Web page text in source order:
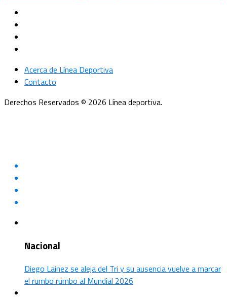
Acerca de Línea Deportiva
Contacto
Derechos Reservados © 2026 Línea deportiva.
Nacional
Diego Lainez se aleja del Tri y su ausencia vuelve a marcar
el rumbo rumbo al Mundial 2026